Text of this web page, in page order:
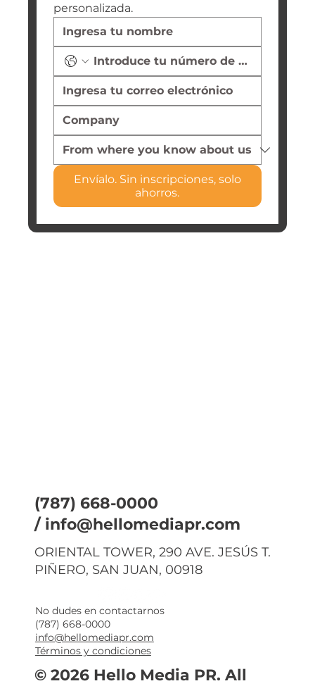
personalizada.
Envíalo. Sin inscripciones, solo
ahorros.
(787) 668-0000
/ info@hellomediapr.com
ORIENTAL TOWER, 290 AVE. JESÚS T.
PIÑERO, SAN JUAN, 00918
No dudes en contactarnos
(787) 668-0000
info@hellomediapr.com
Términos y condiciones
© 2026 Hello Media PR. All